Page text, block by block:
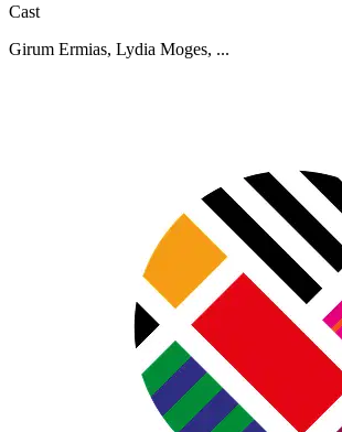
Cast
Girum Ermias, Lydia Moges, ...